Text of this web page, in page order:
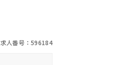
求人番号：596184